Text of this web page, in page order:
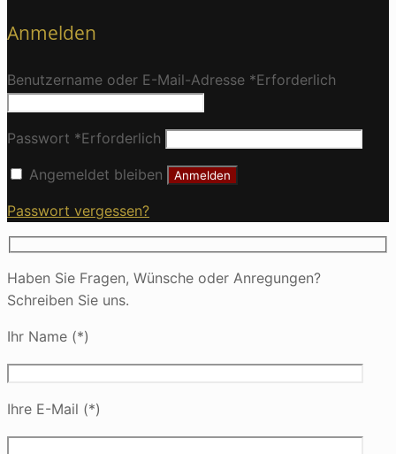
Anmelden
Benutzername oder E-Mail-Adresse *Erforderlich
Passwort *Erforderlich
Angemeldet bleiben Anmelden
Passwort vergessen?
Haben Sie Fragen, Wünsche oder Anregungen?
Schreiben Sie uns.
Ihr Name (*)
Ihre E-Mail (*)